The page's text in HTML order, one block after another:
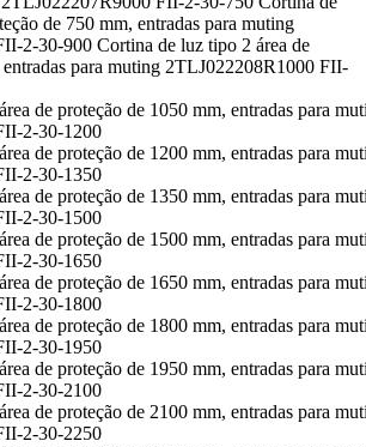
de 750 mm, entradas para muting
2-30-900 Cortina de luz tipo 2 área de
para muting 2TLJ022208R1000 FII-
de proteção de 1050 mm, entradas para
2-30-1200
de proteção de 1200 mm, entradas para
2-30-1350
de proteção de 1350 mm, entradas para
2-30-1500
de proteção de 1500 mm, entradas para
2-30-1650
de proteção de 1650 mm, entradas para
2-30-1800
de proteção de 1800 mm, entradas para
2-30-1950
de proteção de 1950 mm, entradas para
2-30-2100
de proteção de 2100 mm, entradas para
2-30-2250